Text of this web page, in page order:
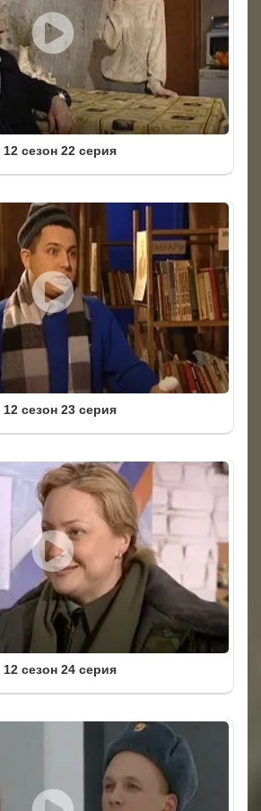
12 сезон 22 серия
12 сезон 23 серия
12 сезон 24 серия